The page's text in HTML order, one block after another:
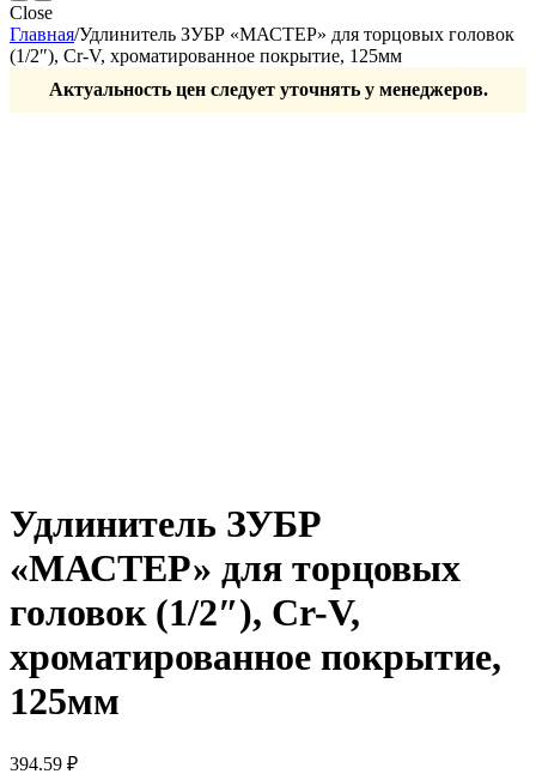
Close
Главная/Удлинитель ЗУБР «МАСТЕР» для торцовых головок
(1/2″), Cr-V, хроматированное покрытие, 125мм
Актуальность цен следует уточнять у менеджеров.
Удлинитель ЗУБР
«МАСТЕР» для торцовых
головок (1/2″), Cr-V,
хроматированное покрытие,
125мм
394.59 ₽